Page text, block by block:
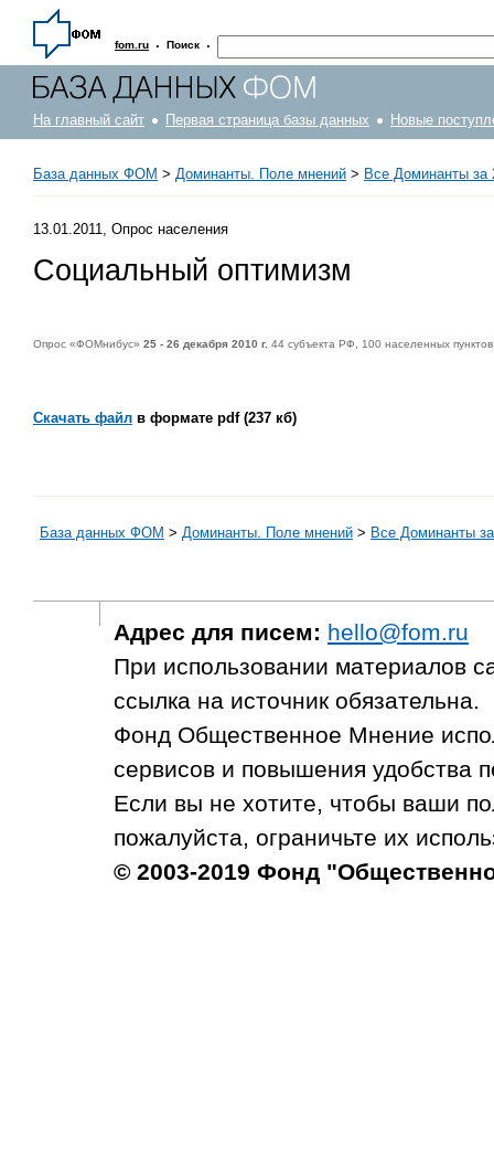
fom.ru · Поиск ·
На главный сайт Первая страница базы данных Новые
База данных ФОМ > Доминанты. Поле мнений > Все Доминанты за
13.01.2011, Опрос населения
Социальный оптимизм
Опрос «ФОМнибус» 25 - 26 декабря 2010 г. 44 субъекта РФ, 100 населенных
Скачать файл в формате pdf (237 кб)
База данных ФОМ > Доминанты. Поле мнений > Все Доминанты
Адрес для писем: hello@fom.ru
При использовании материалов
ссылка на источник обязательна.
Фонд Общественное Мнение
сервисов и повышения удобства
Если вы не хотите, чтобы ваши
пожалуйста, ограничьте их
© 2003-2019 Фонд